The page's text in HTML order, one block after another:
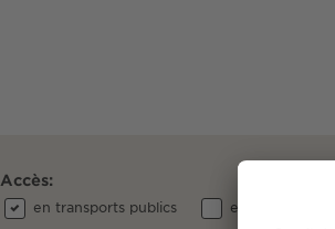
Accès:
en transports publics en voiture